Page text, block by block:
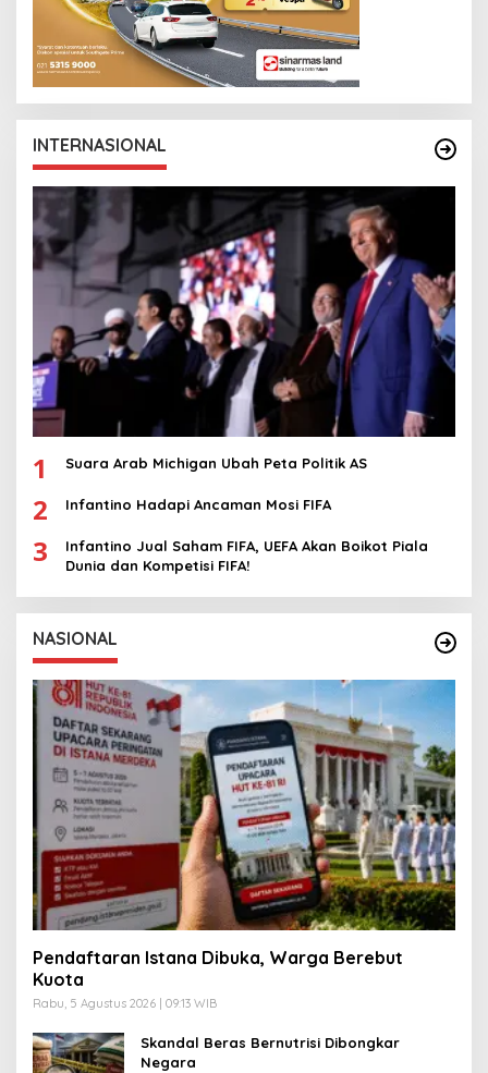
INTERNASIONAL
1 Suara Arab Michigan Ubah Peta Politik AS
2 Infantino Hadapi Ancaman Mosi FIFA
3
Infantino Jual Saham FIFA, UEFA Akan Boikot Piala
Dunia dan Kompetisi FIFA!
NASIONAL
Pendaftaran Istana Dibuka, Warga Berebut
Kuota
Rabu, 5 Agustus 2026 | 09:13 WIB
Skandal Beras Bernutrisi Dibongkar
Negara